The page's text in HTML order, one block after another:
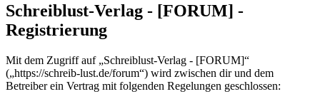
Schreiblust-Verlag - [FORUM] -
Registrierung
Mit dem Zugriff auf „Schreiblust-Verlag - [FORUM]“
(„https://schreib-lust.de/forum“) wird zwischen dir und dem
Betreiber ein Vertrag mit folgenden Regelungen geschlossen: